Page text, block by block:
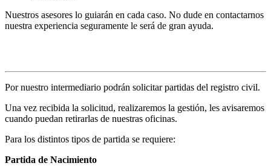
Nuestros asesores lo guiarán en cada caso. No dude en contactarnos
nuestra experiencia seguramente le será de gran ayuda.
Por nuestro intermediario podrán solicitar partidas del registro civil.
Una vez recibida la solicitud, realizaremos la gestión, les avisaremos
cuando puedan retirarlas de nuestras oficinas.
Para los distintos tipos de partida se requiere:
Partida de Nacimiento